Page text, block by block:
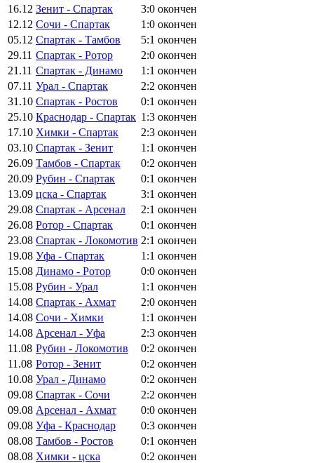
16.12 Зенит - Спартак 3:0 окончен
12.12 Сочи - Спартак 1:0 окончен
05.12 Спартак - Тамбов 5:1 окончен
29.11 Спартак - Ротор 2:0 окончен
21.11 Спартак - Динамо 1:1 окончен
07.11 Урал - Спартак 2:2 окончен
31.10 Спартак - Ростов 0:1 окончен
25.10 Краснодар - Спартак 1:3 окончен
17.10 Химки - Спартак 2:3 окончен
03.10 Спартак - Зенит 1:1 окончен
26.09 Тамбов - Спартак 0:2 окончен
20.09 Рубин - Спартак 0:1 окончен
13.09 цска - Спартак 3:1 окончен
29.08 Спартак - Арсенал 2:1 окончен
26.08 Ротор - Спартак 0:1 окончен
23.08 Спартак - Локомотив 2:1 окончен
19.08 Уфа - Спартак 1:1 окончен
15.08 Динамо - Ротор 0:0 окончен
15.08 Рубин - Урал 1:1 окончен
14.08 Спартак - Ахмат 2:0 окончен
14.08 Сочи - Химки 1:1 окончен
14.08 Арсенал - Уфа 2:3 окончен
11.08 Рубин - Локомотив 0:2 окончен
11.08 Ротор - Зенит 0:2 окончен
10.08 Урал - Динамо 0:2 окончен
09.08 Спартак - Сочи 2:2 окончен
09.08 Арсенал - Ахмат 0:0 окончен
09.08 Уфа - Краснодар 0:3 окончен
08.08 Тамбов - Ростов 0:1 окончен
08.08 Химки - цска 0:2 окончен